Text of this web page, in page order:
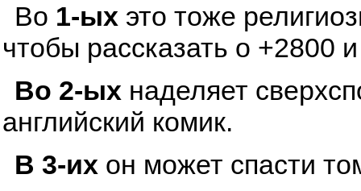
Во 1-ых это тоже
чтобы рассказать о +2800
Во 2-ых наделяет
английский комик.
В 3-их он может спасти